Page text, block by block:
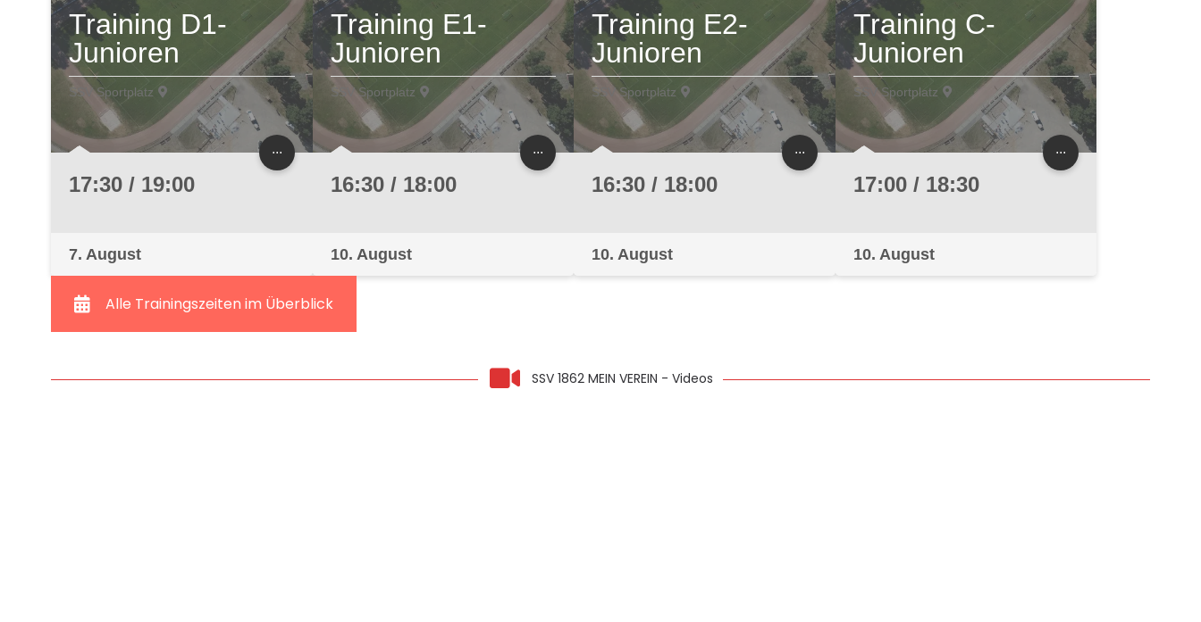
Training D1-
Junioren
SSV Sportplatz
...
17:30 / 19:00
7. August
Training E1-
Junioren
SSV Sportplatz
...
16:30 / 18:00
10. August
Training E2-
Junioren
SSV Sportplatz
...
16:30 / 18:00
10. August
Training C-
Junioren
SSV Sportplatz
...
17:00 / 18:30
10. August
Alle Trainingszeiten im Überblick
SSV 1862 MEIN VEREIN - Videos